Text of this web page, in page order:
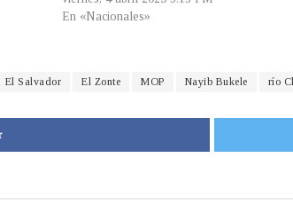
En «Nacionales»
El Salvador El Zonte MOP Nayib Bukele río